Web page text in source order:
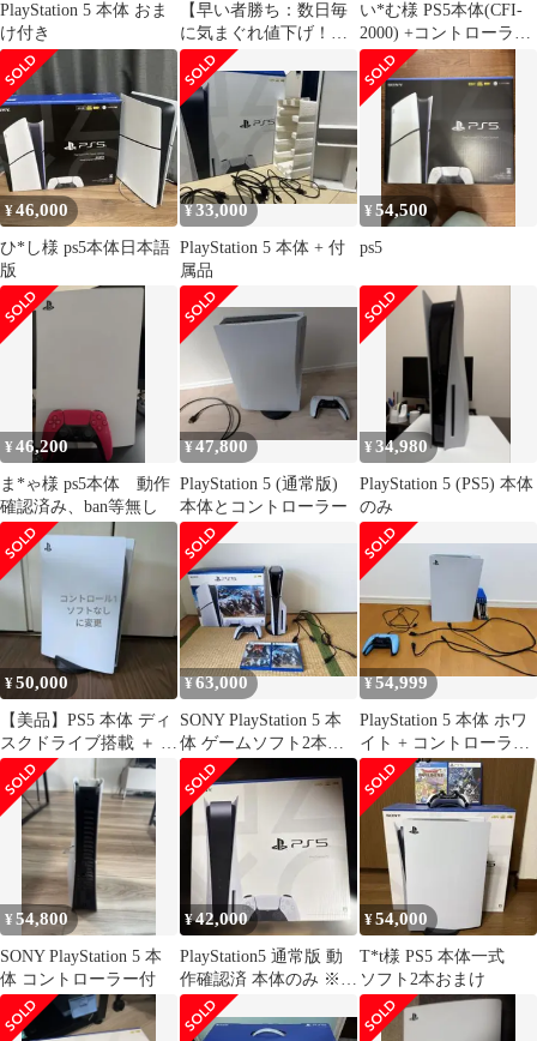
PlayStation 5 本体 おま
け付き
【早い者勝ち：数日毎
に気まぐれ値下げ！】
PS5＋ヘッドセット＋
HDMIアダプター
い*む様 PS5本体(CFI-
2000) +コントローラー
（要画像確認）+α 箱
¥46,000
ひ*し様 ps5本体日本語
版
¥33,000
PlayStation 5 本体 + 付
属品
¥54,500
ps5
¥46,200
ま*ゃ様 ps5本体 動作
確認済み、ban等無し
¥47,800
PlayStation 5 (通常版)
本体とコントローラー
¥34,980
PlayStation 5 (PS5) 本体
のみ
¥50,000
【美品】PS5 本体 ディ
スクドライブ搭載 ＋ コ
ントローラ1個
¥63,000
SONY PlayStation 5 本
体 ゲームソフト2本付
き
¥54,999
PlayStation 5 本体 ホワ
イト + コントローラ
ー プレステ4ソフト
¥54,800
SONY PlayStation 5 本
体 コントローラー付
¥42,000
PlayStation5 通常版 動
作確認済 本体のみ ※コ
ントローラーなし
¥54,000
T*t様 PS5 本体一式
ソフト2本おまけ